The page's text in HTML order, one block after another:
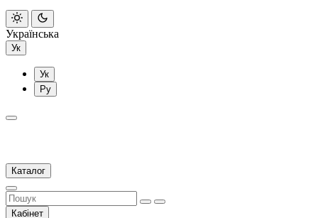
Українська
Ук
Ук
Ру
Каталог
Кабінет